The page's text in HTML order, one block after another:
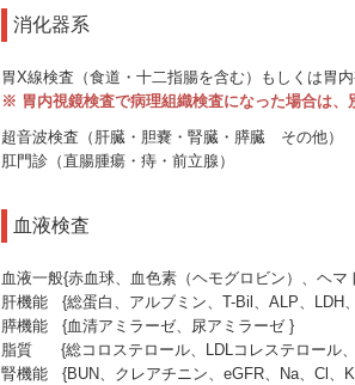
消化器系
胃X線検査（食道・十二指腸を含む）もしくは胃
※ 胃内視鏡検査で病理組織検査になった場合は、
超音波検査（肝臓・胆嚢・腎臓・膵臓 その他）
肛門診（直腸腫瘍・痔・前立腺）
血液検査
血液一般{赤血球、血色素（ヘモグロビン）、ヘ
肝機能 {総蛋白、アルブミン、T-Bil、ALP、LDH
膵機能 {血清アミラーゼ、尿アミラーゼ }
脂質 {総コロステロール、LDLコレステロール
腎機能 {BUN、クレアチニン、eGFR、Na、Cl、